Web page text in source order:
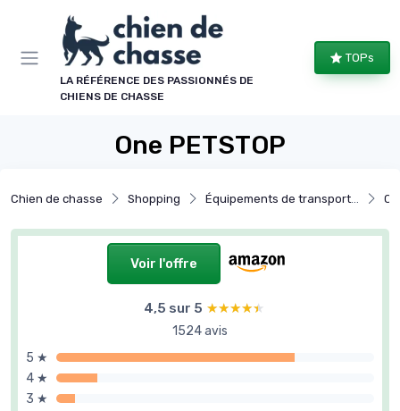
LA RÉFÉRENCE DES PASSIONNÉS DE
CHIENS DE CHASSE
TOPs
One PETSTOP
Chien de chasse Shopping Équipements de transport et repos
Voir l'offre
4,5 sur 5 ★★★★★
★★★★★
1524 avis
5 ★
4 ★
3 ★
Panneau de gestion des cookies